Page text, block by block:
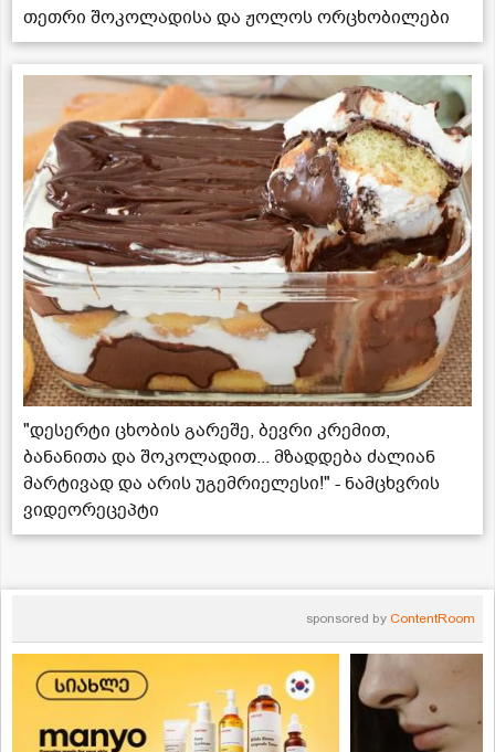
თეთრი შოკოლადისა და ჟოლოს ორცხობილები
"დესერტი ცხობის გარეშე, ბევრი კრემით,
ბანანითა და შოკოლადით... მზადდება ძალიან
მარტივად და არის უგემრიელესი!" - ნამცხვრის
ვიდეორეცეპტი
sponsored by ContentRoom